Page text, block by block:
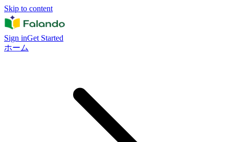
Skip to content
Sign inGet Started
ホーム